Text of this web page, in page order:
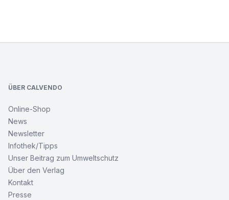
ÜBER CALVENDO
Online-Shop
News
Newsletter
Infothek/Tipps
Unser Beitrag zum Umweltschutz
Über den Verlag
Kontakt
Presse